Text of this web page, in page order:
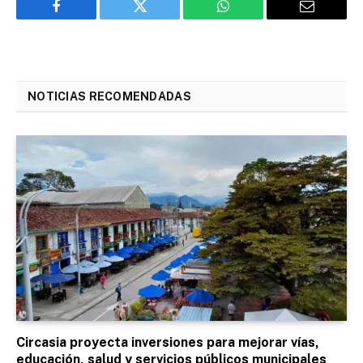
Facebook Twitter WhatsApp Email
NOTICIAS RECOMENDADAS
Circasia proyecta inversiones para mejorar vías,
educación, salud y servicios públicos municipales